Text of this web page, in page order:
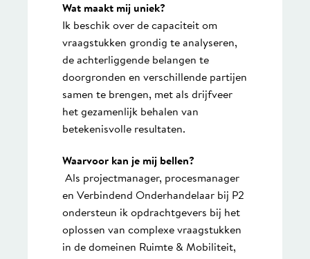
Wat maakt mij uniek?
Ik beschik over de capaciteit om
vraagstukken grondig te analyseren,
de achterliggende belangen te
doorgronden en verschillende partijen
samen te brengen, met als drijfveer
het gezamenlijk behalen van
betekenisvolle resultaten.
Waarvoor kan je mij bellen?
Als projectmanager, procesmanager
en Verbindend Onderhandelaar bij P2
ondersteun ik opdrachtgevers bij het
oplossen van complexe vraagstukken
in de domeinen Ruimte & Mobiliteit,